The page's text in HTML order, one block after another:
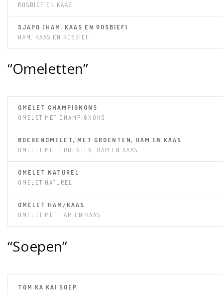
ROSBIEF EN KAAS
SJAPO (HAM, KAAS EN ROSBIEF)
HAM, KAAS EN ROSBIEF
“Omeletten”
OMELET CHAMPIGNONS
OMELET MET CHAMPIGNONS
BOERENOMELET; MET GROENTEN, HAM EN KAAS
OMELET MET GROENTEN, HAM EN KAAS
OMELET NATUREL
OMELET NATUREL
OMELET HAM/KAAS
OMELET MET HAM EN KAAS
“Soepen”
TOM KA KAI SOEP